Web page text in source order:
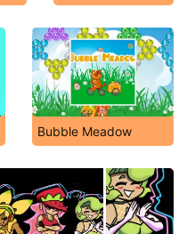
Bubble Meadow